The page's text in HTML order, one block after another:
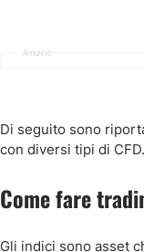
Annuncio
Di seguito sono
con diversi tipi di CFD.
Come fare
Gli indici sono asset